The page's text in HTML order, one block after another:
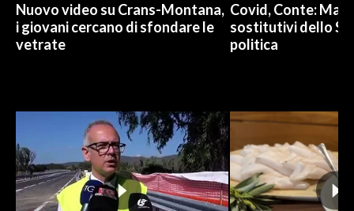
Nuovo video su Crans-Montana,
i giovani cercano di sfondare le
vetrate
Covid, Conte: Mai
sostitutivi dello
politica